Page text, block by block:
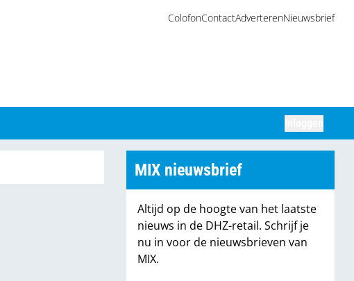
ColofonContactAdverterenNieuwsbrief
MIX nieuwsbrief
Altijd op de hoogte van het laatste
nieuws in de DHZ-retail. Schrijf je
nu in voor de nieuwsbrieven van
MIX.